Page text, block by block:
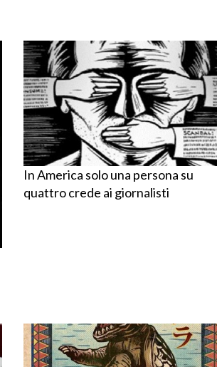
In America solo una persona su
quattro crede ai giornalisti